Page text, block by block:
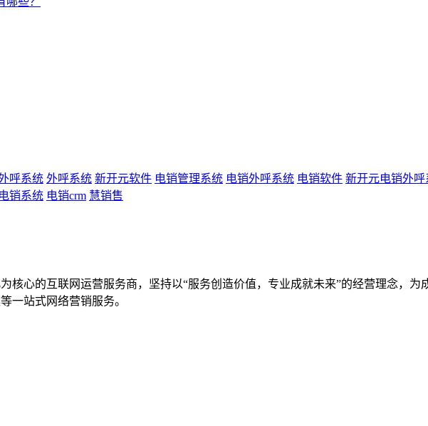
呼系统 外呼系统 新开元软件 电销管理系统 电销外呼系统 电销软件 新开元电销外呼
销系统 电销crm 慧销售
核心的互联网运营服务商，坚持以“服务创造价值，专业成就未来”的经营理念，
一站式网络营销服务。